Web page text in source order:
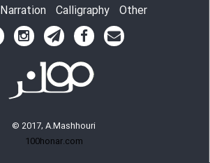
Narration Calligraphy Other
© 2017, A.Mashhouri
100honar.com